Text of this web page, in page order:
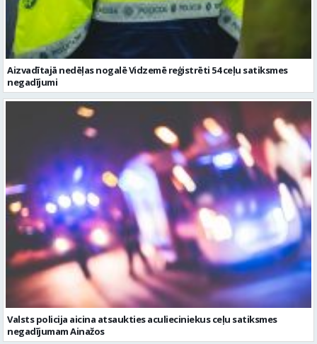
Aizvadītajā nedēļas nogalē Vidzemē reģistrēti 54 ceļu satiksmes
negadījumi
Valsts policija aicina atsaukties aculieciniekus ceļu satiksmes
negadījumam Ainažos